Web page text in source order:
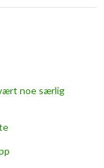
noe særlig